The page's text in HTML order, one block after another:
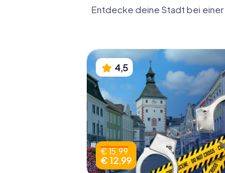
Entdecke deine Stadt bei einer
4,5
€ 15,99
€ 12,99